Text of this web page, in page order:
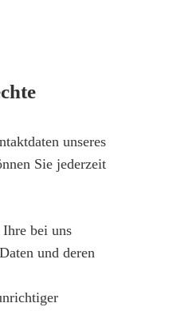
unseres
Sie jederzeit
bei uns
und deren